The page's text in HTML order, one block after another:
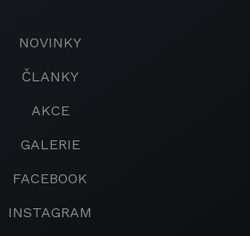
NOVINKY
ČLANKY
AKCE
GALERIE
FACEBOOK
INSTAGRAM